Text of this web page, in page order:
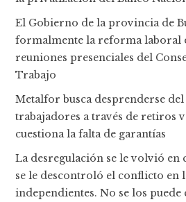
El Gobierno de la provincia de
formalmente la reforma laboral
reuniones presenciales del
Trabajo
Metalfor busca desprenderse del
trabajadores a través de retiros
cuestiona la falta de garantías
La desregulación se le volvió
se le descontroló el conflicto en
independientes. No se los